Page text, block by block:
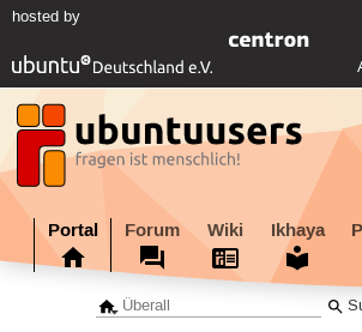
hosted by
Portal Forum Wiki Ikhaya